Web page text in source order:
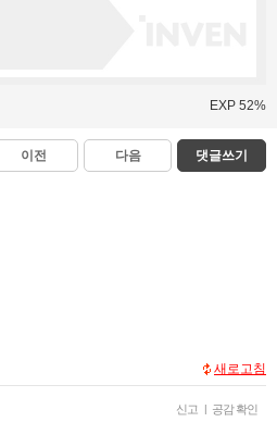
EXP 52%
이전 다음 댓글쓰기
새로고침
신고 | 공감 확인